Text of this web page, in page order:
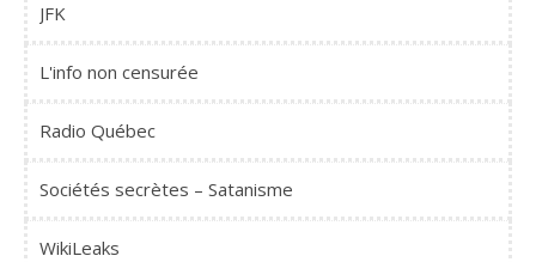
JFK
L'info non censurée
Radio Québec
Sociétés secrètes – Satanisme
WikiLeaks